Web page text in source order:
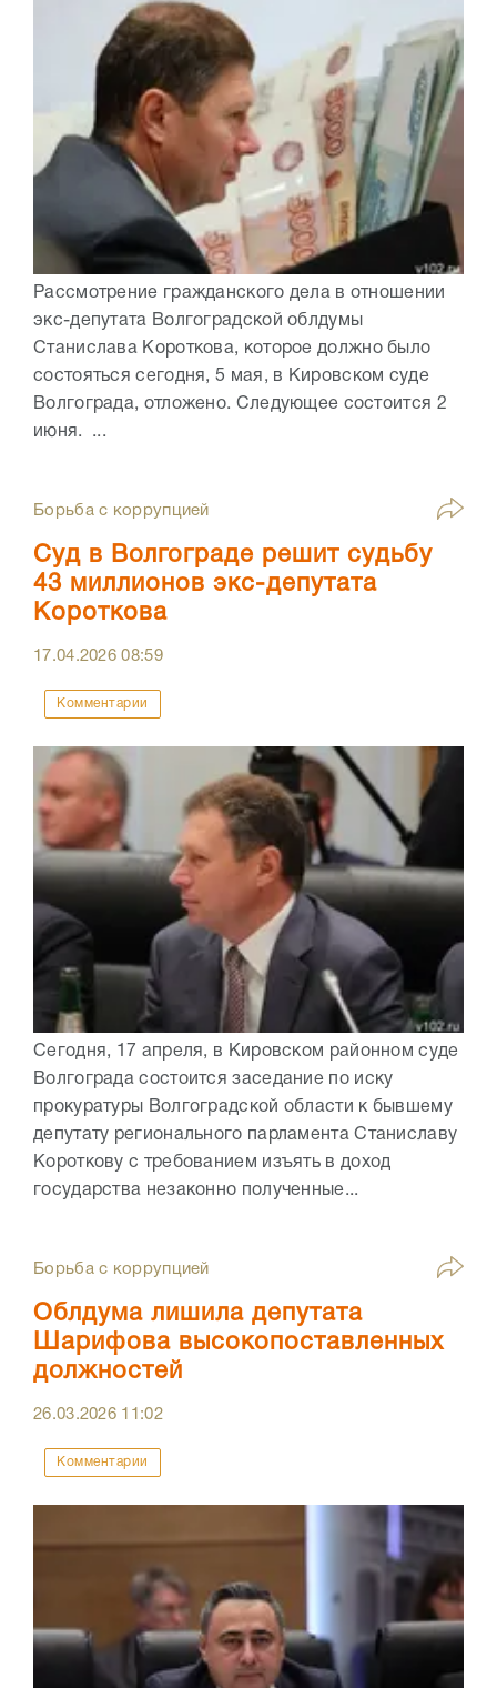
Рассмотрение гражданского дела в отношении
экс-депутата Волгоградской облдумы
Станислава Короткова, которое должно было
состояться сегодня, 5 мая, в Кировском суде
Волгограда, отложено. Следующее состоится 2
июня. ...
Борьба с коррупцией
Суд в Волгограде решит судьбу
43 миллионов экс-депутата
Короткова
17.04.202608:59
Комментарии
Сегодня, 17 апреля, в Кировском районном суде
Волгограда состоится заседание по иску
прокуратуры Волгоградской области к бывшему
депутату регионального парламента Станиславу
Короткову с требованием изъять в доход
государства незаконно полученные...
Борьба с коррупцией
Облдума лишила депутата
Шарифова высокопоставленных
должностей
26.03.2026 11:02
Комментарии